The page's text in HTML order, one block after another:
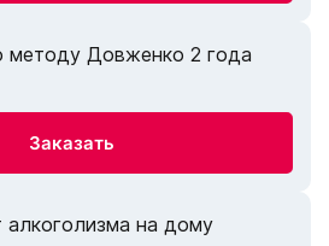
методу Довженко 2 года
Заказать
алкоголизма на дому